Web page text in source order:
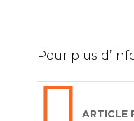
Pour plus
ARTICLE